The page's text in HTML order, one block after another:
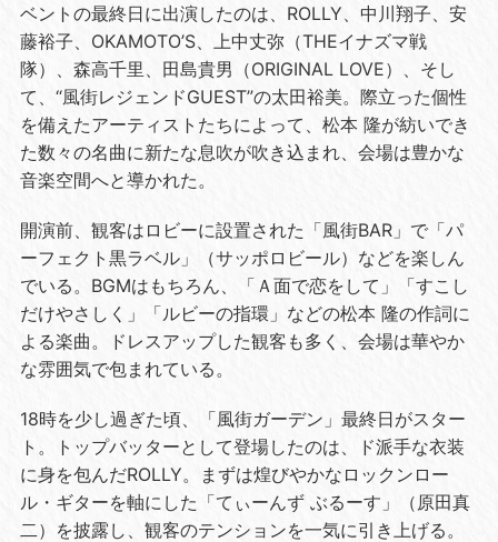
ベントの最終日に出演したのは、 ROLLY 、中川翔子、安
藤裕子、 OKAMOTO’S、上中丈弥（THEイナズマ戦
隊）、森高千里、田島貴男（ORIGINAL LOVE）、そし
て、“風街レジェンドGUEST”の太田裕美。際立った個性
を備えたアーティストたちによって、松本 隆が紡いでき
た数々の名曲に新たな息吹が吹き込まれ、会場は豊かな
音楽空間へと導かれた。
開演前、観客はロビーに設置された「風街BAR」で「パ
ーフェクト黒ラベル」（サッポロビール）などを楽しん
でいる。 BGMはもちろん、「Ａ面で恋をして」「すこし
だけやさしく」「ルビーの指環」などの松本 隆の作詞に
よる楽曲。ドレスアップした観客も多く、会場は華やか
な雰囲気で包まれている。
18時を少し過ぎた頃、「風街ガーデン」最終日がスター
ト。トップバッターとして登場したのは、ド派手な衣装
に身を包んだROLLY。まずは煌びやかなロックンロー
ル・ギターを軸にした「てぃーんず ぶるーす」（原田真
二）を披露し、観客のテンションを一気に引き上げる。